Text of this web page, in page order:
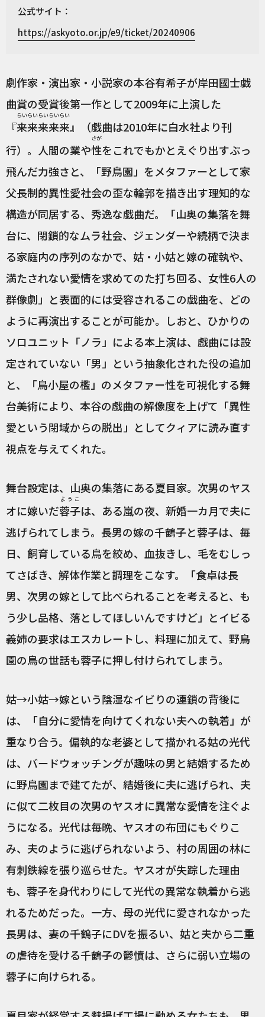
公式サイト：
https://askyoto.or.jp/e9/ticket/20240906
劇作家・演出家・小説家の本谷有希子が岸田國士戯
曲賞の受賞後第一作として2009年に上演した
『来来来来来
らいらいらいらいらい
』（戯曲は2010年に白水社より刊
行）。人間の業や性
さが
をこれでもかとえぐり出すぶっ
飛んだ力強さと、「野鳥園」をメタファーとして家
父長制的異性愛社会の歪な輪郭を描き出す理知的な
構造が同居する、秀逸な戯曲だ。「山奥の集落を舞
台に、閉鎖的なムラ社会、ジェンダーや続柄で決ま
る家庭内の序列のなかで、姑・小姑と嫁の確執や、
満たされない愛情を求めてのた打ち回る、女性6人の
群像劇」と表面的には受容されるこの戯曲を、どの
ように再演出することが可能か。しおと、ひかりの
ソロユニット「ノラ」による本上演は、戯曲には設
定されていない「男」という抽象化された役の追加
と、「鳥小屋の檻」のメタファー性を可視化する舞
台美術により、本谷の戯曲の解像度を上げて「異性
愛という閉域からの脱出」としてクィアに読み直す
視点を与えてくれた。
舞台設定は、山奥の集落にある夏目家。次男のヤス
オに嫁いだ蓉子
ようこ
は、ある嵐の夜、新婚一カ月で夫に
逃げられてしまう。長男の嫁の千鶴子と蓉子は、毎
日、飼育している鳥を絞め、血抜きし、毛をむしっ
てさばき、解体作業と調理をこなす。「食卓は長
男、次男の嫁として比べられることを考えると、も
う少し品格、落としてほしいんですけど」とイビる
義姉の要求はエスカレートし、料理に加えて、野鳥
園の鳥の世話も蓉子に押し付けられてしまう。
姑→小姑→嫁という陰湿なイビりの連鎖の背後に
は、「自分に愛情を向けてくれない夫への執着」が
重なり合う。偏執的な老婆として描かれる姑の光代
は、バードウォッチングが趣味の男と結婚するため
に野鳥園まで建てたが、結婚後に夫に逃げられ、夫
に似て二枚目の次男のヤスオに異常な愛情を注ぐよ
うになる。光代は毎晩、ヤスオの布団にもぐりこ
み、夫のように逃げられないよう、村の周囲の林に
有刺鉄線を張り巡らせた。ヤスオが失踪した理由
も、蓉子を身代わりにして光代の異常な執着から逃
れるためだった。一方、母の光代に愛されなかった
長男は、妻の千鶴子にDVを振るい、姑と夫から二重
の虐待を受ける千鶴子の鬱憤は、さらに弱い立場の
蓉子に向けられる。